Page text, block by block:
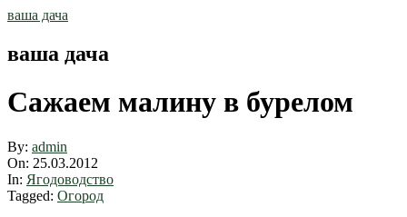
Skip
ваша дача
ваша дача
Сажаем малину в бурелом
By: admin
On: 25.03.2012
In: Ягодоводство
Tagged: Огород